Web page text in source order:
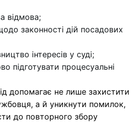
відмова;
законності дій посадових
інтересів у суді;
підготувати процесуальні
допомагає не лише захистити
а й уникнути помилок,
до повторного збору